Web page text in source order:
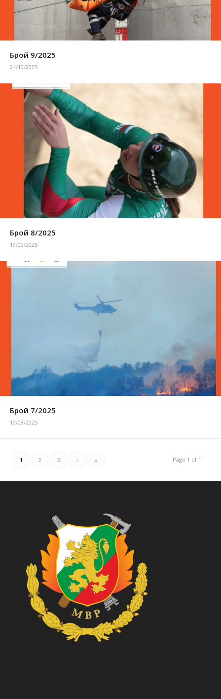
Брой 9/2025
24/10/2025
Брой 8/2025
19/09/2025
Брой 7/2025
13/08/2025
Page 1 of 11
1 2 3 › »